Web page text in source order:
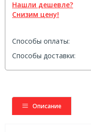
Нашли дешевле?
Снизим цену!
Способы оплаты:
Способы доставки:
Описание